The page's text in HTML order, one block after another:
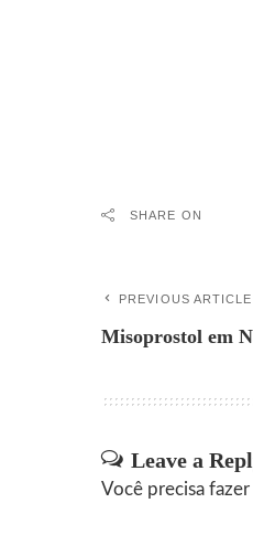
SHARE ON
PREVIOUS ARTICLE
Misoprostol em
Leave a
Você precisa fazer